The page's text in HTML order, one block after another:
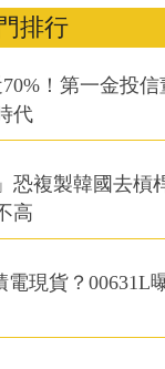
排行
！第一金投
代
恐複製韓國去槓
高
電現貨？00631L